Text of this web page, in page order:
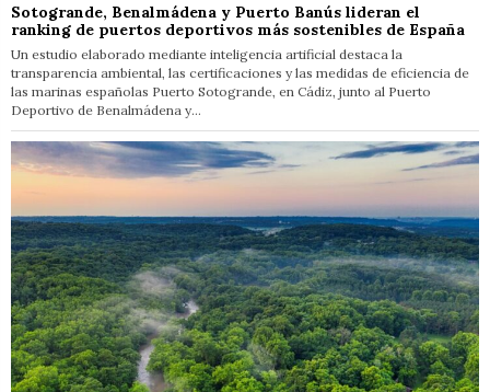
Sotogrande, Benalmádena y Puerto Banús lideran el
ranking de puertos deportivos más sostenibles de España
Un estudio elaborado mediante inteligencia artificial destaca la
transparencia ambiental, las certificaciones y las medidas de eficiencia de
las marinas españolas Puerto Sotogrande, en Cádiz, junto al Puerto
Deportivo de Benalmádena y…